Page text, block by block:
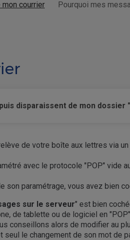
courrier Pourquoi mes
disparaissent de mon dossier
de votre boîte aux lettres via
avec le protocole "POP" vide
son paramétrage, vous avez bien
sur le serveur" est bien
de tablette ou de logiciel en
conseillons alors de modifier au
le changement de son mot de